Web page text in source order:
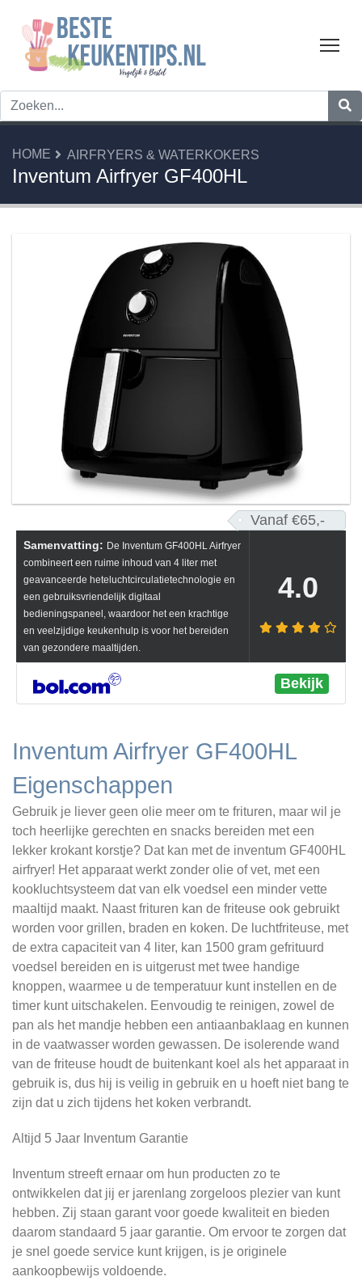
HOME AIRFRYERS & WATERKOKERS
Inventum Airfryer GF400HL
Vanaf €65,-
Samenvatting: De Inventum GF400HL Airfryer
combineert een ruime inhoud van 4 liter met
geavanceerde heteluchtcirculatietechnologie en
een gebruiksvriendelijk digitaal
bedieningspaneel, waardoor het een krachtige
en veelzijdige keukenhulp is voor het bereiden
van gezondere maaltijden.
4.0
Bekijk
Inventum Airfryer GF400HL
Eigenschappen
Gebruik je liever geen olie meer om te frituren, maar wil je
toch heerlijke gerechten en snacks bereiden met een
lekker krokant korstje? Dat kan met de inventum GF400HL
airfryer! Het apparaat werkt zonder olie of vet, met een
kookluchtsysteem dat van elk voedsel een minder vette
maaltijd maakt. Naast frituren kan de friteuse ook gebruikt
worden voor grillen, braden en koken. De luchtfriteuse, met
de extra capaciteit van 4 liter, kan 1500 gram gefrituurd
voedsel bereiden en is uitgerust met twee handige
knoppen, waarmee u de temperatuur kunt instellen en de
timer kunt uitschakelen. Eenvoudig te reinigen, zowel de
pan als het mandje hebben een antiaanbaklaag en kunnen
in de vaatwasser worden gewassen. De isolerende wand
van de friteuse houdt de buitenkant koel als het apparaat in
gebruik is, dus hij is veilig in gebruik en u hoeft niet bang te
zijn dat u zich tijdens het koken verbrandt.
Altijd 5 Jaar Inventum Garantie
Inventum streeft ernaar om hun producten zo te
ontwikkelen dat jij er jarenlang zorgeloos plezier van kunt
hebben. Zij staan garant voor goede kwaliteit en bieden
daarom standaard 5 jaar garantie. Om ervoor te zorgen dat
je snel goede service kunt krijgen, is je originele
aankoopbewijs voldoende.